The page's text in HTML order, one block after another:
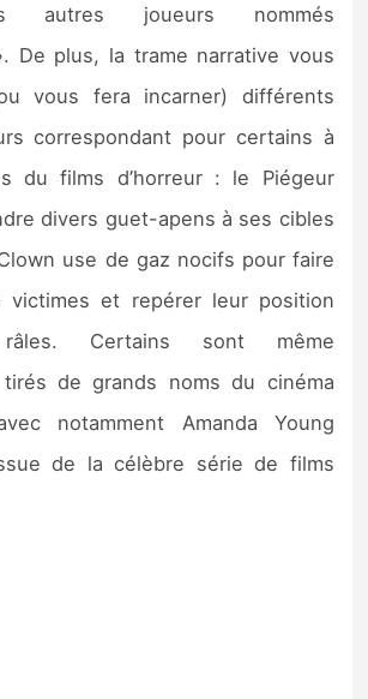
autres joueurs nommés
De plus, la trame narrative vous
vous fera incarner) différents
correspondant pour certains à
du films d’horreur : le Piégeur
divers guet-apens à ses cibles
use de gaz nocifs pour faire
victimes et repérer leur position
Certains sont même
de grands noms du cinéma
notamment Amanda Young
de la célèbre série de films